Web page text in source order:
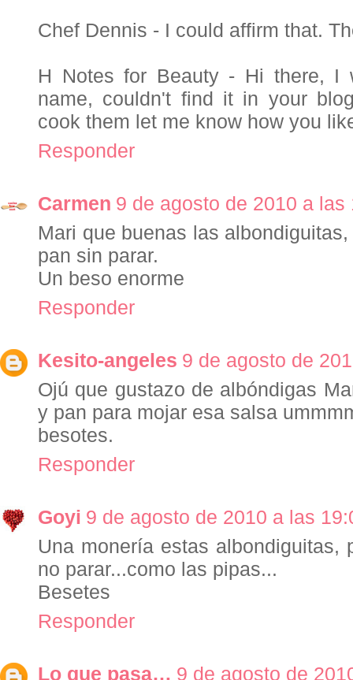
Chef Dennis - I could affirm that.
H Notes for Beauty - Hi there, I
name, couldn't find it in your
cook them let me know how you
Responder
Carmen 9 de agosto de 2010 a las
Mari que buenas las
pan sin parar.
Un beso enorme
Responder
Kesito-angeles 9 de agosto de
Ojú que gustazo de albóndigas
y pan para mojar esa salsa
besotes.
Responder
Goyi 9 de agosto de 2010 a las
Una monería estas albondiguitas,
no parar...como las pipas...
Besetes
Responder
Lo que pasa… 9 de agosto de